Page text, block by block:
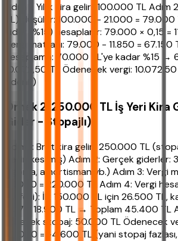
Adım 1: Yıllık kira geliri: 100.000 TL
TL) düşülür: 100.000 - 21.000 = 79.000
gider (%15) hesaplanır: 79.000 × 0,15 =
Vergi matrahı: 79.000 - 11.850 = 67.150
hesaplama: 70.000 TL'ye kadar %15 →
10.072,50 TL Ödenecek vergi:
ödenir)
Örnek 2: 250.000 TL İş Yeri
Gider - Stopajlı)
Adım 1: Brüt kira geliri: 250.000 TL
peşin kesilmiş) Adım 2: Gerçek giderler:
sigorta, amortisman vb.) Adım 3: Vergi
30.000 = 220.000 TL Adım 4: Vergi
tarifesi): İlk 150.000 TL için 26.500 TL,
%27 = 18.900 TL → Toplam 45.400 TL
edilecek stopaj: 50.000 TL Ödenecek
50.000 = -4.600 TL (yani stopaj fazlası,